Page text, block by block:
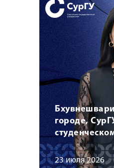
городе,
23 июля 2026